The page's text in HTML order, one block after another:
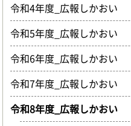
令和4年度_広報しかおい
令和5年度_広報しかおい
令和6年度_広報しかおい
令和7年度_広報しかおい
令和8年度_広報しかおい